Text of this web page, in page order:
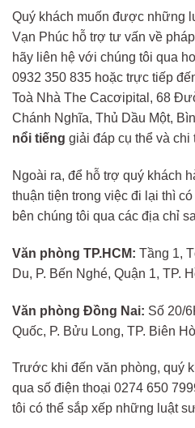
Quý khách muốn được những
Vạn Phúc hỗ trợ tư vấn về
hãy liên hệ với chúng tôi qua
0932 350 835 hoặc trực tiếp
Toà Nhà The Cacơipital, 68
Chánh Nghĩa, Thủ Dầu Một,
nổi tiếng giải đáp cụ thể và chi
Ngoài ra, để hỗ trợ quý khách
thuận tiện trong việc đi lại thì
bên chúng tôi qua các địa chỉ
Văn phòng TP.HCM: Tầng 1,
Du, P. Bến Nghé, Quận 1, TP.
Văn phòng Đồng Nai: Số 20/
Quốc, P. Bửu Long, TP. Biên
Trước khi đến văn phòng, quý
qua số điện thoại 0274 650
tôi có thể sắp xếp những luật